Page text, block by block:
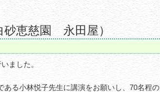
恵慈園 永田屋）
ました。
る小林悦子先生に講演をお願いし、70名程の